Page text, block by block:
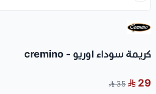
كريمة سوداء اوريو - cremino
29
35